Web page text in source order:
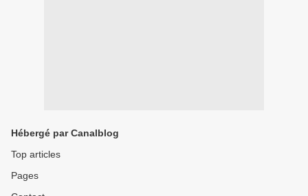
Hébergé par Canalblog
Top articles
Pages